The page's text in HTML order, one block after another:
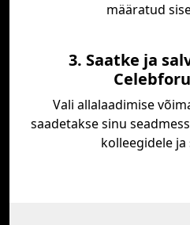
määratud
3. Saatke ja
Vali allalaadimise
saadetakse sinu
kolleegidele